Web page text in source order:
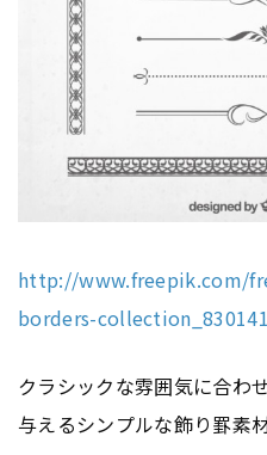
http://www.freepik.com/
borders-
クラシックな雰囲気に合わ
与えるシンプルな飾り罫素